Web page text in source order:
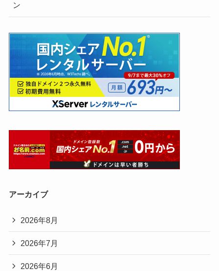
ン
アーカイブ
2026年8月
2026年7月
2026年6月